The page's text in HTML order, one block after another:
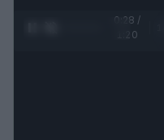
0:29 /
1:20